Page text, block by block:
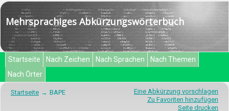
Mehrsprachiges Abkürzungswörterbuch
Startseite Nach Zeichen Nach Sprachen
Nach Themen
Nach Örter
Eine Abkürzung vorschlagen
Zu Favoriten hinzufügen
Seite drucken
Startseite BAPE